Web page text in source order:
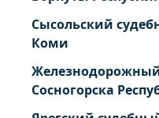
Сысольский
Коми
Железнодорожный
Сосногорска